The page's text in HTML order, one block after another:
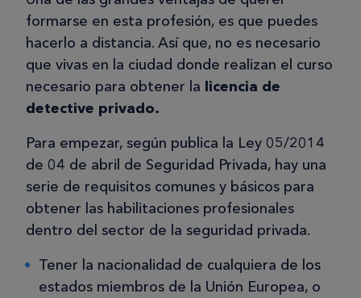
formarse en esta profesión, es que puedes
hacerlo a distancia. Así que, no es necesario
que vivas en la ciudad donde realizan el curso
necesario para obtener la licencia de
detective privado.
Para empezar, según publica la Ley 05/2014
de 04 de abril de Seguridad Privada, hay una
serie de requisitos comunes y básicos para
obtener las habilitaciones profesionales
dentro del sector de la seguridad privada.
Tener la nacionalidad de cualquiera de los
estados miembros de la Unión Europea, o